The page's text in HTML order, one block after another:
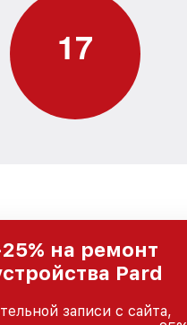
17
на ремонт
Pard
записи с сайта,